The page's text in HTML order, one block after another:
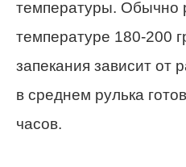
температуры. Обычно
температуре 180-200
запекания зависит от
в среднем рулька
часов.